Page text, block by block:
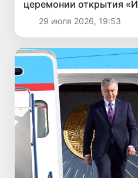
церемонии открытия
29 июля 2026, 19:53